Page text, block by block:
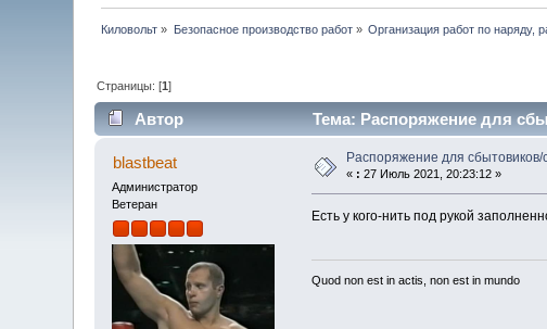
Киловольт » Безопасное производство работ» Организация работ по наряду,
Страницы: [1]
Автор Тема: Распоряжение для
blastbeat
Администратор
Ветеран
Распоряжение для сбытовиков/
« : 27 Июль 2021, 20:23:12 »
Есть у кого-нить под рукой
Quod non est in actis, non est in mundo